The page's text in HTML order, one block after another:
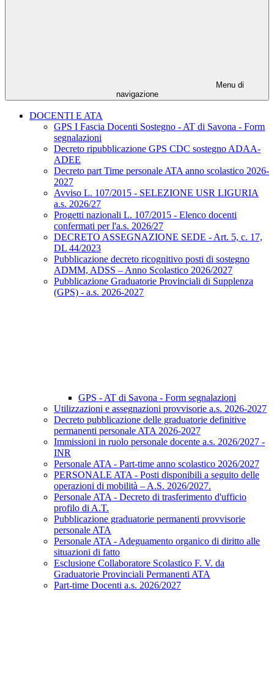
Menu di
navigazione
DOCENTI E ATA
GPS I Fascia Docenti Sostegno - AT di Savona - Form
segnalazioni
Decreto ripubblicazione GPS CDC sostegno ADAA-
ADEE
Decreto part Time personale ATA anno scolastico 2026-
2027
Avviso L. 107/2015 - SELEZIONE USR LIGURIA
a.s. 2026/27
Progetti nazionali L. 107/2015 - Elenco docenti
confermati per l'a.s. 2026/27
DECRETO ASSEGNAZIONE SEDE - Art. 5, c. 17,
DL 44/2023
Pubblicazione decreto ricognitivo posti di sostegno
ADMM, ADSS – Anno Scolastico 2026/2027
Pubblicazione Graduatorie Provinciali di Supplenza
(GPS) - a.s. 2026-2027
GPS - AT di Savona - Form segnalazioni
Utilizzazioni e assegnazioni provvisorie a.s. 2026-2027
Decreto pubblicazione delle graduatorie definitive
permanenti personale ATA 2026-2027
Immissioni in ruolo personale docente a.s. 2026/2027 -
INR
Personale ATA - Part-time anno scolastico 2026/2027
PERSONALE ATA - Posti disponibili a seguito delle
operazioni di mobilità – A.S. 2026/2027.
Personale ATA - Decreto di trasferimento d'ufficio
profilo di A.T.
Pubblicazione graduatorie permanenti provvisorie
personale ATA
Personale ATA - Adeguamento organico di diritto alle
situazioni di fatto
Esclusione Collaboratore Scolastico F. V. da
Graduatorie Provinciali Permanenti ATA
Part-time Docenti a.s. 2026/2027